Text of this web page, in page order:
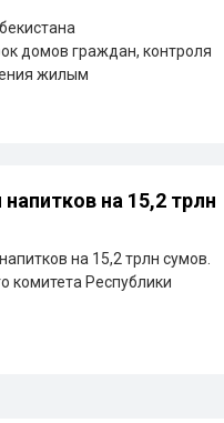
домов граждан, контроля
жилым
на 15,2 трлн
на 15,2 трлн сумов.
комитета Республики